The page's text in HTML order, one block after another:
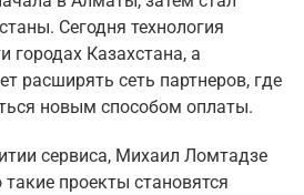
Сегодня технология
городах Казахстана, а
расширять сеть партнеров, где
новым способом оплаты.
сервиса, Михаил Ломтадзе
проекты становятся